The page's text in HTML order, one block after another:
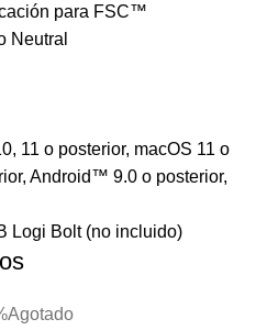
para FSC™
Neutral
11 o posterior, macOS 11 o
Android™ 9.0 o posterior,
Logi Bolt (no incluido)
Agotado